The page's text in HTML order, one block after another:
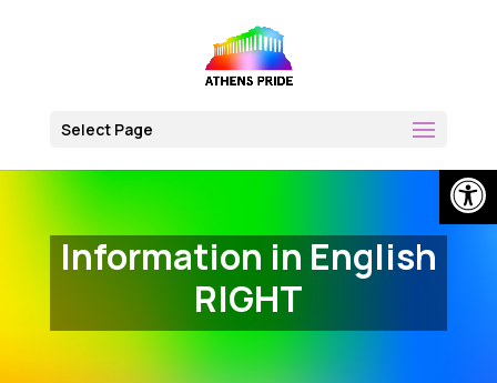
Select Page
Information in English
RIGHT